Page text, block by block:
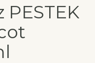
PESTEK